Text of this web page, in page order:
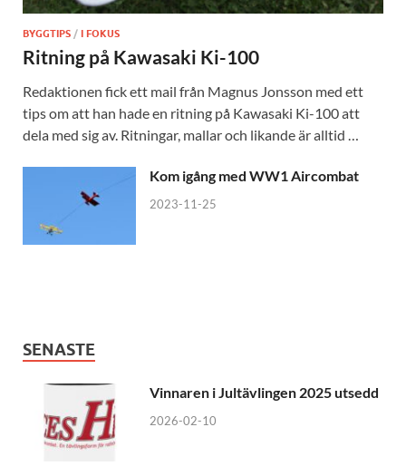
BYGGTIPS / I FOKUS
Ritning på Kawasaki Ki-100
Redaktionen fick ett mail från Magnus Jonsson med ett
tips om att han hade en ritning på Kawasaki Ki-100 att
dela med sig av. Ritningar, mallar och likande är alltid …
Kom igång med WW1 Aircombat
2023-11-25
SENASTE
Vinnaren i Jultävlingen 2025 utsedd
2026-02-10